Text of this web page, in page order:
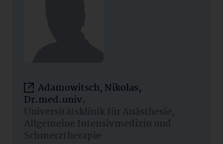
Adamowitsch, Nikolas,
Dr.med.univ.
Universitätsklinik für Anästhesie,
Allgemeine Intensivmedizin und
Schmerztherapie